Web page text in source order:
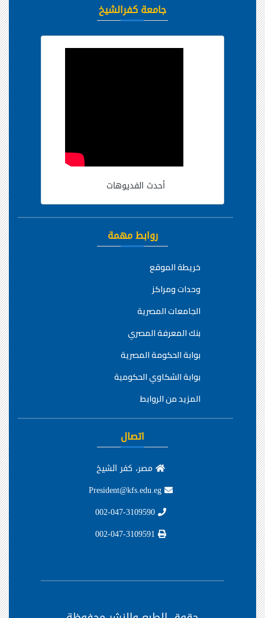
جامعة كفرالشيخ
أحدث الفديوهات
روابط مهمة
خريطة الموقع
وحدات ومراكز
الجامعات المصرية
بنك المعرفة المصري
بوابة الحكومة المصرية
بوابة الشكاوي الحكومية
المزيد من الروابط
اتصال
مصر، كفر الشيخ